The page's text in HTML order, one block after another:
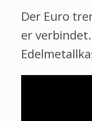
Der Euro
er